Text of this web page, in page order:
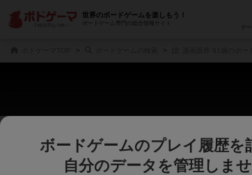
世界のボードゲームを楽しもう！
ボードゲーム専門の総合情報サイト
じっくり表示
ボードゲームのプレイ履歴を
自分のデータを管理しま